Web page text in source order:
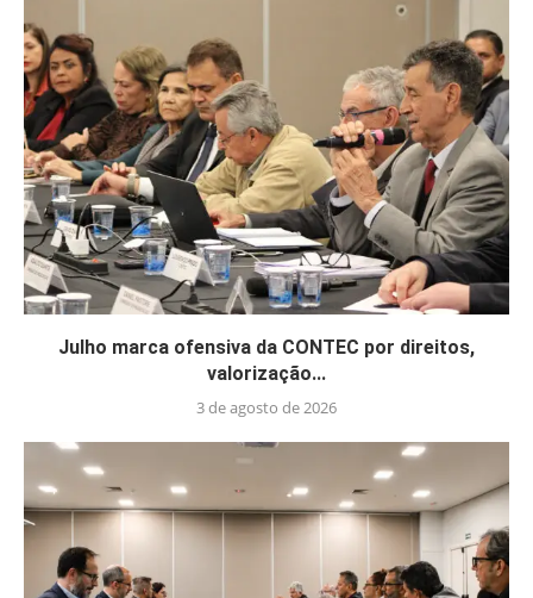
Julho marca ofensiva da CONTEC por direitos,
valorização...
3 de agosto de 2026